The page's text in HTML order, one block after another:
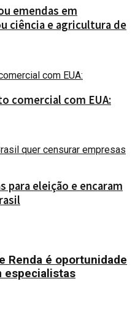
emendas em
ciência e agricultura de
comercial com EUA:
para eleição e encaram
Renda é oportunidade
especialistas